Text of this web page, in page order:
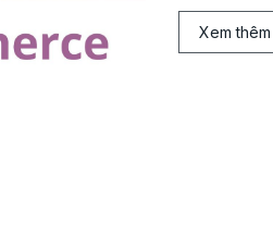
Xem thêm